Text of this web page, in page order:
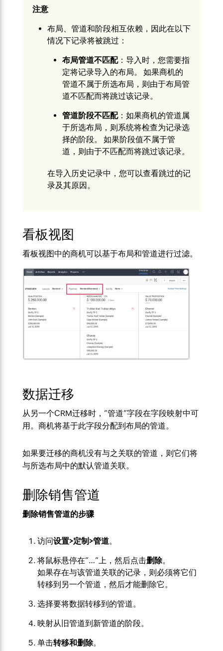
注意
布局、管道和阶段相互依赖，因此在以下
情况下记录将被跳过：
布局管道不匹配：导入时，您需要指
定将记录导入的布局。 如果商机的
管道不属于所选布局，则由于布局管
道不匹配而将跳过该记录。
管道阶段不匹配：如果商机的管道属
于所选布局，则系统将检查为记录选
择的阶段。 如果阶段值不属于管
道，则由于不匹配而将跳过该记录。
在导入历史记录中，您可以查看跳过的记
录及其原因。
看板视图
看板视图中的商机可以基于布局和管道进行过滤。
数据迁移
从另一个CRM迁移时，“管道”字段在字段映射中可
用。商机将基于此字段分配到布局的管道。
如果要迁移的商机没有与之关联的管道，则它们将
与所选布局中的默认管道关联。
删除销售管道
删除销售管道的步骤
访问设置>定制>管道。
将鼠标悬停在“…”上，然后点击删除。
如果存在与该管道关联的记录，则必须将它们
转移到另一个管道，然后才能删除它。
选择要将数据转移到的管道。
映射从旧管道到新管道的阶段。
单击转移和删除。